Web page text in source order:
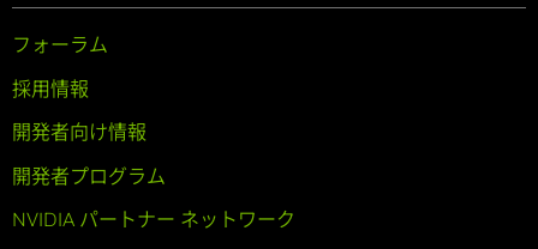
フォーラム
採用情報
開発者向け情報
開発者プログラム
NVIDIA パートナー ネットワーク